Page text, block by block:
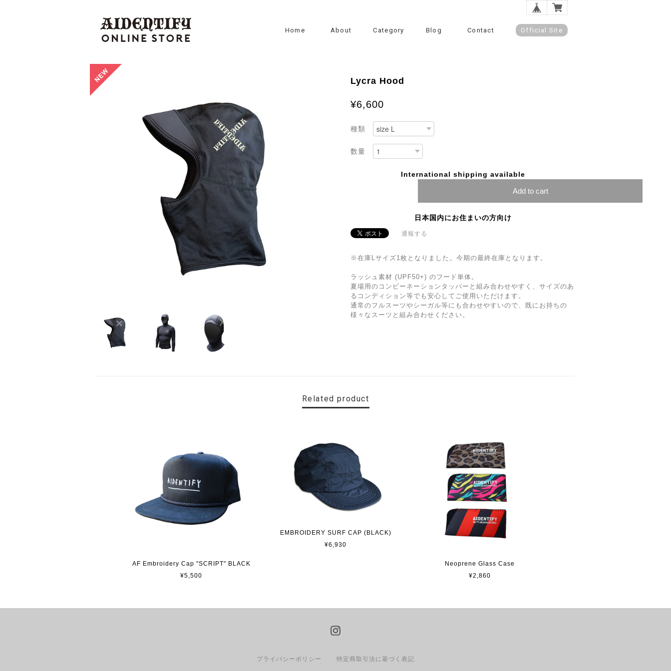
Home About Category Blog Contact Official Site
Lycra Hood
¥6,600
種類
数量
International shipping available
Add to cart
日本国内にお住まいの方向け
通報する
※在庫Lサイズ1枚となりました。今期の最終在庫となります。
ラッシュ素材 (UPF50+) のフード単体。
夏場用のコンビーネーションタッパーと組み合わせやすく、サイズのあ
るコンディション等でも安心してご使用いただけます。
通常のフルスーツやシーガル等にも合わせやすいので、既にお持ちの
様々なスーツと組み合わせください。
Related product
AF Embroidery Cap "SCRIPT" BLACK
¥5,500
EMBROIDERY SURF CAP (BLACK)
¥6,930
Neoprene Glass Case
¥2,860
プライバシーポリシー 特定商取引法に基づく表記